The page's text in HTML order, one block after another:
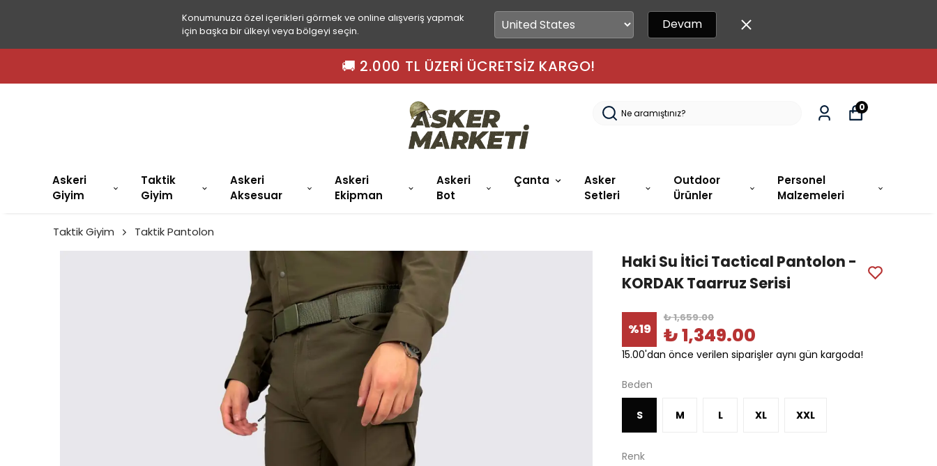
Konumunuza özel içerikleri görmek ve online alışveriş yapmak
için başka bir ülkeyi veya bölgeyi seçin.
Devam
🚚 2.000 TL ÜZERI ÜCRETSIZ KARGO!
Askeri
Giyim
Taktik
Giyim
Askeri
Aksesuar
Askeri
Ekipman
Askeri
Bot
Çanta
Asker
Setleri
Outdoor
Ürünler
Personel
Malzemeleri
0
Taktik Giyim Taktik Pantolon
Haki Su İtici Tactical Pantolon -
KORDAK Taarruz Serisi
%19
₺ 1,659.00
₺ 1,349.00
15.00'dan önce verilen siparişler aynı gün kargoda!
Beden
S M L XL XXL
Renk